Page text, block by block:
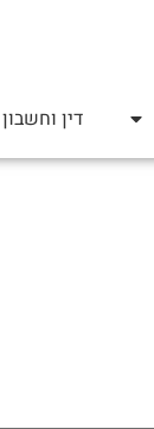
דין וחשבון